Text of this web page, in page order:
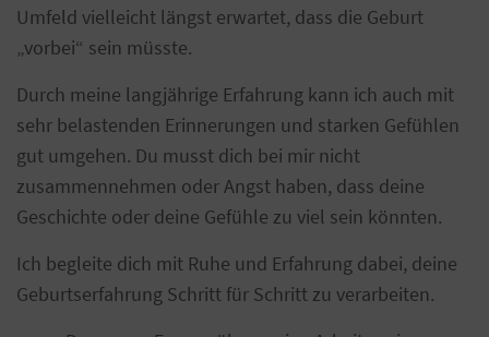
Umfeld vielleicht längst erwartet, dass die Geburt
„vorbei“ sein müsste.
Durch meine langjährige Erfahrung kann ich auch mit
sehr belastenden Erinnerungen und starken Gefühlen
gut umgehen. Du musst dich bei mir nicht
zusammennehmen oder Angst haben, dass deine
Geschichte oder deine Gefühle zu viel sein könnten.
Ich begleite dich mit Ruhe und Erfahrung dabei, deine
Geburtserfahrung Schritt für Schritt zu verarbeiten.